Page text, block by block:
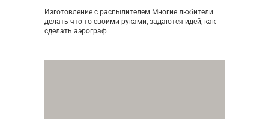
Изготовление с распылителем Многие любители
делать что-то своими руками, задаются идей, как
сделать аэрограф